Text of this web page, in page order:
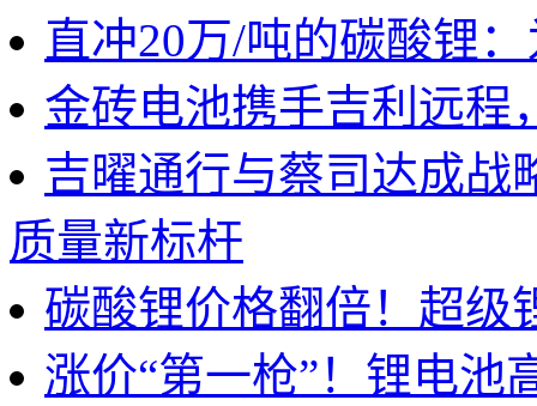
直冲20万/吨的碳酸锂
金砖电池携手吉利远程
吉曜通行与蔡司达成战
质量新标杆
碳酸锂价格翻倍！超级
涨价“第一枪”！锂电池